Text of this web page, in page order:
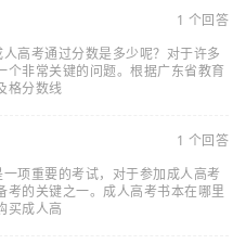
1 个回答
高考通过分数是多少呢？对于许多
非常关键的问题。根据广东省教育
格分数线
1 个回答
项重要的考试，对于参加成人高考
的关键之一。成人高考书本在哪里
买成人高